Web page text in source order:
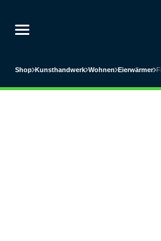
Shop Kunsthandwerk Wohnen Eierwärmer